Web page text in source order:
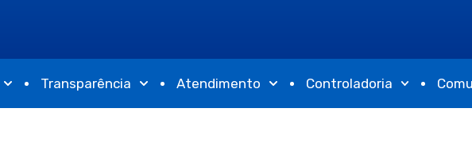
Transparência Atendimento Controladoria